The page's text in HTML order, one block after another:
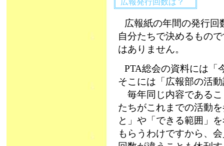
広報紙の年間の発行回
自分たちで決めるもの
はありません。
PTA総会の資料には「
そこには「広報部の活
毎年同じ内容であるこ
たちがこれまでの活動
と」や「できる範囲」
もらうわけですから、